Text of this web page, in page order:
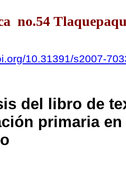
no.54
10.31391/s2007-
del libro de
primaria